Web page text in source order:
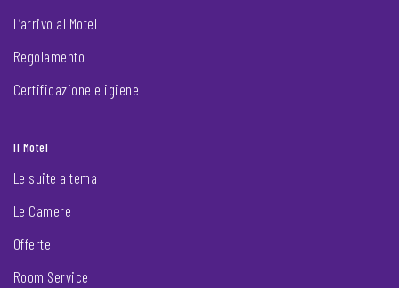
L’arrivo al Motel
Regolamento
Certificazione e igiene
Il Motel
Le suite a tema
Le Camere
Offerte
Room Service